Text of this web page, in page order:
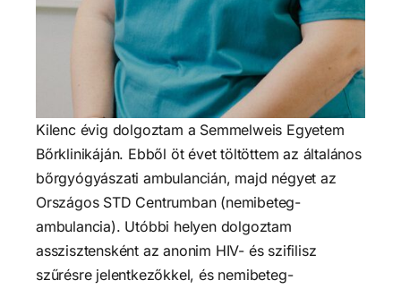
Kilenc évig dolgoztam a Semmelweis Egyetem
Bőrklinikáján. Ebből öt évet töltöttem az általános
bőrgyógyászati ambulancián, majd négyet az
Országos STD Centrumban (nemibeteg-
ambulancia). Utóbbi helyen dolgoztam
asszisztensként az anonim HIV- és szifilisz
szűrésre jelentkezőkkel, és nemibeteg-